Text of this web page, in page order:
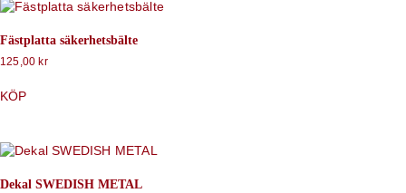
Fästplatta säkerhetsbälte
125,00kr
KÖP
Dekal SWEDISH METAL